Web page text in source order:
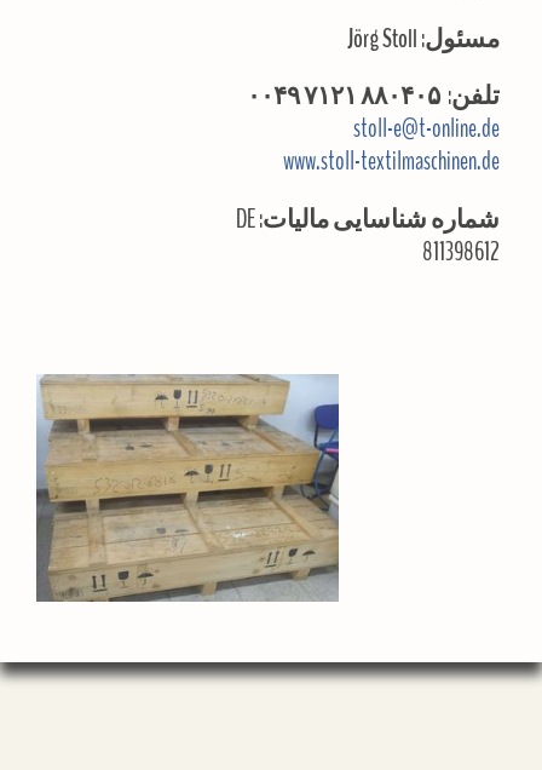
مسئول: Jörg Stoll
تلفن: ۸۸۰۴۰۵ ۷۱۲۱ ۰۰۴۹
stoll-e@t-online.de
www.stoll-textilmaschinen.de
شماره شناسایی مالیات:DE
811398612